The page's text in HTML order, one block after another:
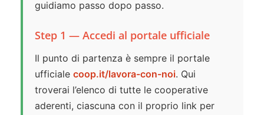
guidiamo passo dopo passo.
Step 1 — Accedi al portale ufficiale
Il punto di partenza è sempre il portale
ufficiale coop.it/lavora-con-noi. Qui
troverai l’elenco di tutte le cooperative
aderenti, ciascuna con il proprio link per